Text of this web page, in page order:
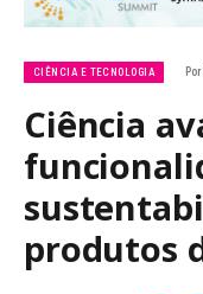
CIÊNCIA E TECNOLOGIA Por
Ciência
produtos